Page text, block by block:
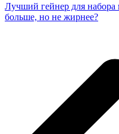
Лучший гейнер для
больше, но не жирнее?